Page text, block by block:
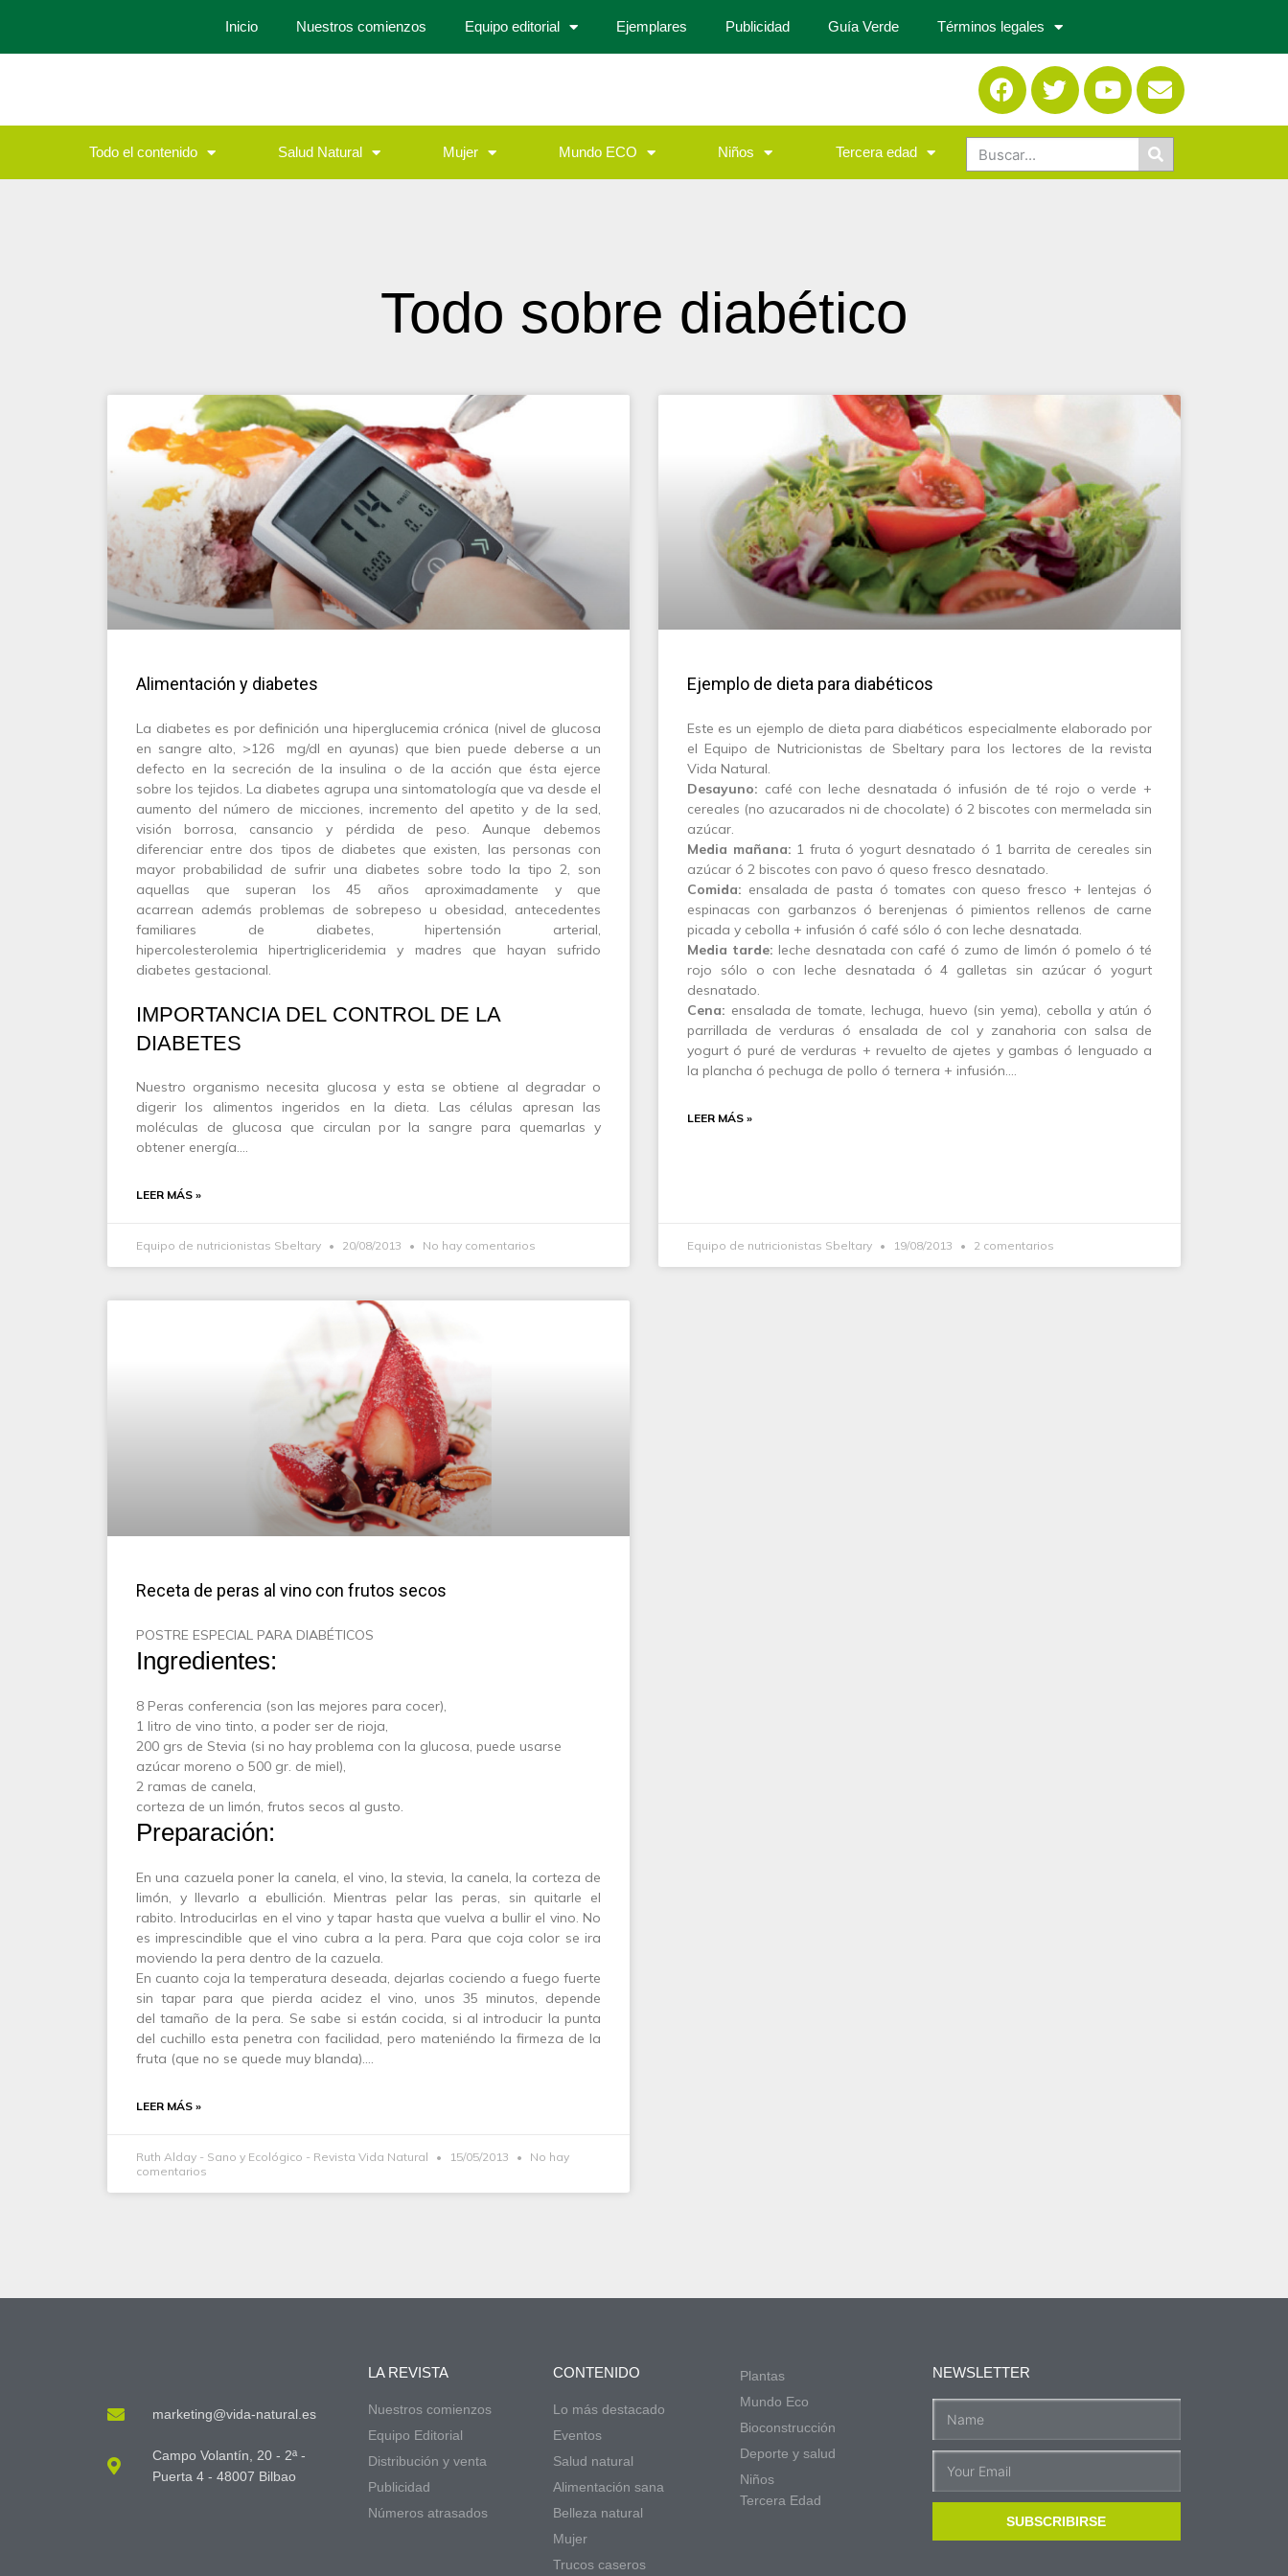
Inicio Nuestros comienzos Equipo editorial Ejemplares Publicidad Guía Verde Términos legales
Todo el contenido Salud Natural Mujer Mundo ECO Niños Tercera edad
Todo sobre diabético
Alimentación y diabetes
La diabetes es por definición una hiperglucemia crónica (nivel de glucosa
en sangre alto, >126 mg/dl en ayunas) que bien puede deberse a un
defecto en la secreción de la insulina o de la acción que ésta ejerce
sobre los tejidos. La diabetes agrupa una sintomatología que va desde el
aumento del número de micciones, incremento del apetito y de la sed,
visión borrosa, cansancio y pérdida de peso. Aunque debemos
diferenciar entre dos tipos de diabetes que existen, las personas con
mayor probabilidad de sufrir una diabetes sobre todo la tipo 2, son
aquellas que superan los 45 años aproximadamente y que
acarrean además problemas de sobrepeso u obesidad, antecedentes
familiares de diabetes, hipertensión arterial,
hipercolesterolemia hipertrigliceridemia y madres que hayan sufrido
diabetes gestacional.
IMPORTANCIA DEL CONTROL DE LA
DIABETES
Nuestro organismo necesita glucosa y esta se obtiene al degradar o
digerir los alimentos ingeridos en la dieta. Las células apresan las
moléculas de glucosa que circulan por la sangre para quemarlas y
obtener energía.…
LEER MÁS »
Equipo de nutricionistas Sbeltary 20/08/2013 No hay comentarios
Ejemplo de dieta para diabéticos
Este es un ejemplo de dieta para diabéticos especialmente elaborado por
el Equipo de Nutricionistas de Sbeltary para los lectores de la revista
Vida Natural.
Desayuno: café con leche desnatada ó infusión de té rojo o verde +
cereales (no azucarados ni de chocolate) ó 2 biscotes con mermelada sin
azúcar.
Media mañana: 1 fruta ó yogurt desnatado ó 1 barrita de cereales sin
azúcar ó 2 biscotes con pavo ó queso fresco desnatado.
Comida: ensalada de pasta ó tomates con queso fresco + lentejas ó
espinacas con garbanzos ó berenjenas ó pimientos rellenos de carne
picada y cebolla + infusión ó café sólo ó con leche desnatada.
Media tarde: leche desnatada con café ó zumo de limón ó pomelo ó té
rojo sólo o con leche desnatada ó 4 galletas sin azúcar ó yogurt
desnatado.
Cena: ensalada de tomate, lechuga, huevo (sin yema), cebolla y atún ó
parrillada de verduras ó ensalada de col y zanahoria con salsa de
yogurt ó puré de verduras + revuelto de ajetes y gambas ó lenguado a
la plancha ó pechuga de pollo ó ternera + infusión.…
LEER MÁS »
Equipo de nutricionistas Sbeltary 19/08/2013 2 comentarios
Receta de peras al vino con frutos secos
POSTRE ESPECIAL PARA DIABÉTICOS
Ingredientes:
8 Peras conferencia (son las mejores para cocer),
1 litro de vino tinto, a poder ser de rioja,
200 grs de Stevia (si no hay problema con la glucosa, puede usarse
azúcar moreno o 500 gr. de miel),
2 ramas de canela,
corteza de un limón, frutos secos al gusto.
Preparación:
En una cazuela poner la canela, el vino, la stevia, la canela, la corteza de
limón, y llevarlo a ebullición. Mientras pelar las peras, sin quitarle el
rabito. Introducirlas en el vino y tapar hasta que vuelva a bullir el vino. No
es imprescindible que el vino cubra a la pera. Para que coja color se ira
moviendo la pera dentro de la cazuela.
En cuanto coja la temperatura deseada, dejarlas cociendo a fuego fuerte
sin tapar para que pierda acidez el vino, unos 35 minutos, depende
del tamaño de la pera. Se sabe si están cocida, si al introducir la punta
del cuchillo esta penetra con facilidad, pero mateniéndo la firmeza de la
fruta (que no se quede muy blanda).…
LEER MÁS »
Ruth Alday - Sano y Ecológico - Revista Vida Natural 15/05/2013
No hay
comentarios
marketing@vida-natural.es
Campo Volantín, 20 - 2ª -
Puerta 4 - 48007 Bilbao
LA REVISTA
Nuestros comienzos
Equipo Editorial
Distribución y venta
Publicidad
Números atrasados
CONTENIDO
Lo más destacado
Eventos
Salud natural
Alimentación sana
Belleza natural
Mujer
Trucos caseros
Plantas
Mundo Eco
Bioconstrucción
Deporte y salud
Niños
Tercera Edad
NEWSLETTER
SUBSCRIBIRSE